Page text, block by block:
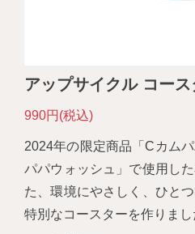
アップサイクル コース
990円(税込)
2024年の限定商品「Cカム
パパウォッシュ」で使用し
た、環境にやさしく、ひと
特別なコースターを作りまし